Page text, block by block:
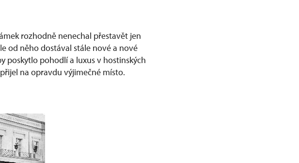
rozhodně nenechal přestavět jen
od něho dostával stále nové a nové
poskytlo pohodlí a luxus v hostinských
na opravdu výjimečné místo.